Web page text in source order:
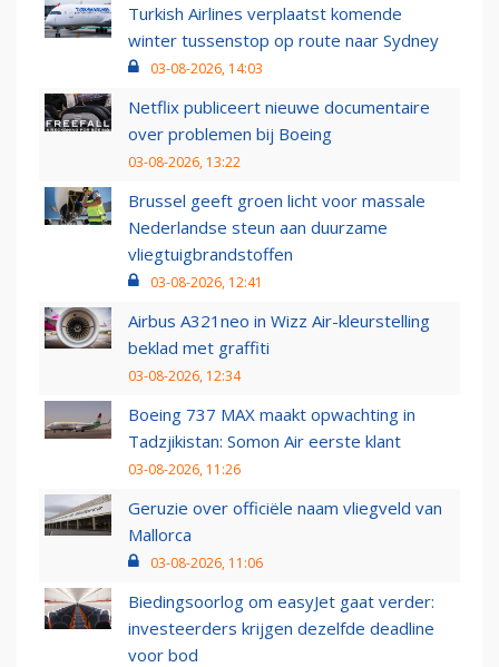
Turkish Airlines verplaatst komende
winter tussenstop op route naar Sydney
03-08-2026, 14:03
Netflix publiceert nieuwe documentaire
over problemen bij Boeing
03-08-2026, 13:22
Brussel geeft groen licht voor massale
Nederlandse steun aan duurzame
vliegtuigbrandstoffen
03-08-2026, 12:41
Airbus A321neo in Wizz Air-kleurstelling
beklad met graffiti
03-08-2026, 12:34
Boeing 737 MAX maakt opwachting in
Tadzjikistan: Somon Air eerste klant
03-08-2026, 11:26
Geruzie over officiële naam vliegveld van
Mallorca
03-08-2026, 11:06
Biedingsoorlog om easyJet gaat verder:
investeerders krijgen dezelfde deadline
voor bod